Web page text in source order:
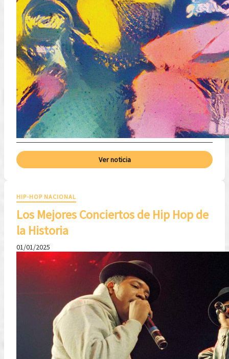
Ver noticia
HIP-HOP NACIONAL
Los Mejores Conciertos de Hip Hop de
la Historia
01/01/2025